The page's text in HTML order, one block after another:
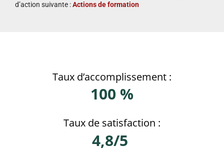
d’action suivante :Actions de formation
Taux de satisfaction :
4,8/5
Taux d’accomplissement :
100 %